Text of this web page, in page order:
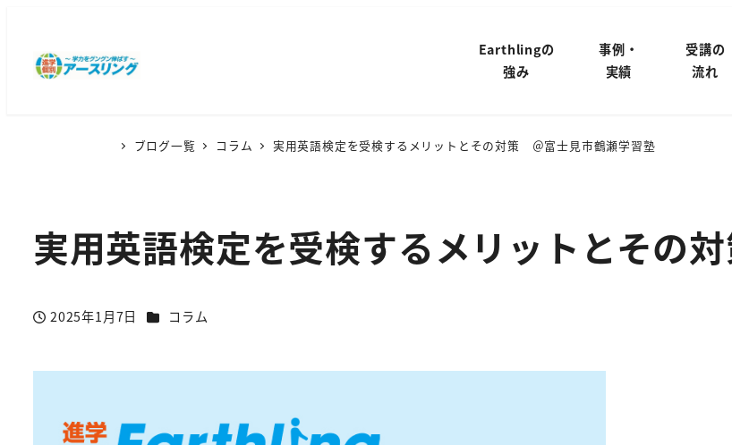
Earthlingの
強み
事例・
実績
受講の
流れ
ブログ一覧 コラム 実用英語検定を受検するメリットとその対策 ＠富士見市鶴瀬学習塾
実用英語検定を受検するメリットとその
投稿日
2025年1月7日 カテゴリー
コラム